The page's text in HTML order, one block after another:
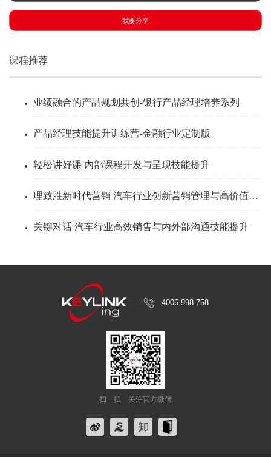
我要分享
课程推荐
业绩融合的产品规划共创-银行产品经理培养系列
产品经理技能提升训练营-金融行业定制版
轻松讲好课 内部课程开发与呈现技能提升
理致胜新时代营销 汽车行业创新营销管理与高价值感思维
关键对话 汽车行业高效销售与内外部沟通技能提升
4006-998-758
扫一扫 关注官方微信